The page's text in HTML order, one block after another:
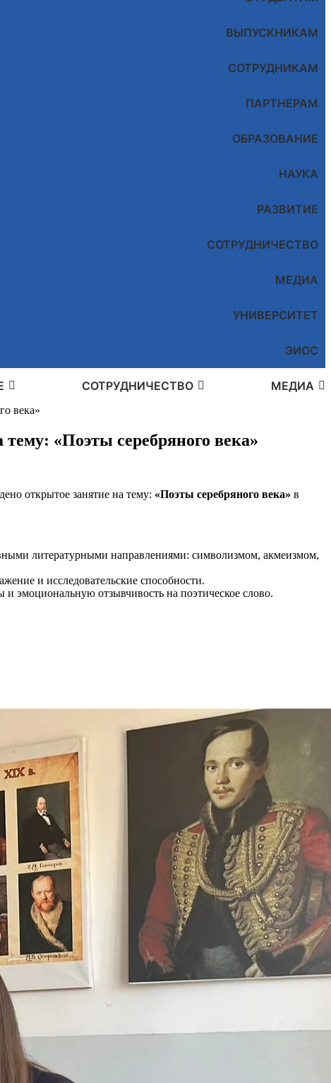
ВЫПУСКНИКАМ
СОТРУДНИКАМ
ПАРТНЕРАМ
ОБРАЗОВАНИЕ
НАУКА
РАЗВИТИЕ
СОТРУДНИЧЕСТВО
МЕДИА
УНИВЕРСИТЕТ
ЭИОС
СОТРУДНИЧЕСТВО МЕДИА
века»
«Поэты серебряного века»
открытое занятие на тему: «Поэты серебряного века» в
литературными направлениями: символизмом, акмеизмом,
и исследовательские способности.
эмоциональную отзывчивость на поэтическое слово.